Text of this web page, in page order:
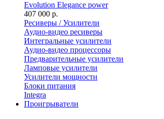
Evolution Elegance power
407 000 р.
Ресиверы / Усилители
Аудио-видео ресиверы
Интегральные усилители
Аудио-видео процессоры
Предварительные усилители
Ламповые усилители
Усилители мощности
Блоки питания
Integra
Проигрыватели